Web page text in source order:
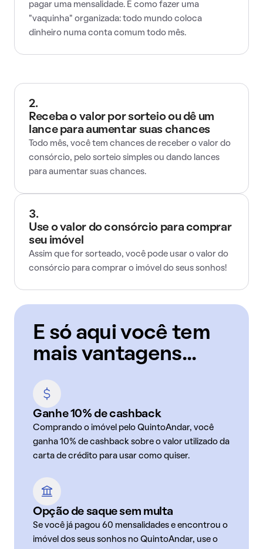
pagar uma mensalidade. É como fazer uma
"vaquinha" organizada: todo mundo coloca
dinheiro numa conta comum todo mês.
2.
Receba o valor por sorteio ou dê um
lance para aumentar suas chances
Todo mês, você tem chances de receber o valor do
consórcio, pelo sorteio simples ou dando lances
para aumentar suas chances.
3.
Use o valor do consórcio para comprar
seu imóvel
Assim que for sorteado, você pode usar o valor do
consórcio para comprar o imóvel do seus sonhos!
E só aqui você tem
mais vantagens...
Ganhe 10% de cashback
Comprando o imóvel pelo QuintoAndar, você
ganha 10% de cashback sobre o valor utilizado da
carta de crédito para usar como quiser.
Opção de saque sem multa
Se você já pagou 60 mensalidades e encontrou o
imóvel dos seus sonhos no QuintoAndar, use o